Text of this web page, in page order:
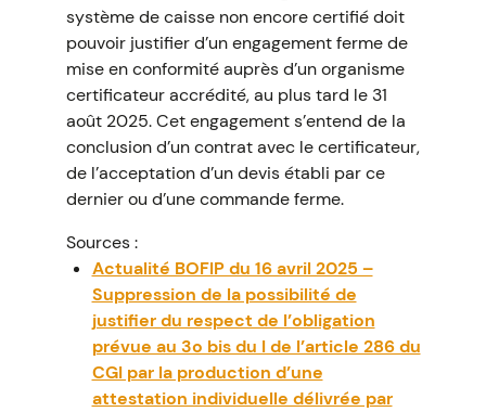
système de caisse non encore certifié doit
pouvoir justifier d’un engagement ferme de
mise en conformité auprès d’un organisme
certificateur accrédité, au plus tard le 31
août 2025. Cet engagement s’entend de la
conclusion d’un contrat avec le certificateur,
de l’acceptation d’un devis établi par ce
dernier ou d’une commande ferme.
Sources :
Actualité BOFIP du 16 avril 2025 –
Suppression de la possibilité de
justifier du respect de l’obligation
prévue au 3o bis du I de l’article 286 du
CGI par la production d’une
attestation individuelle délivrée par